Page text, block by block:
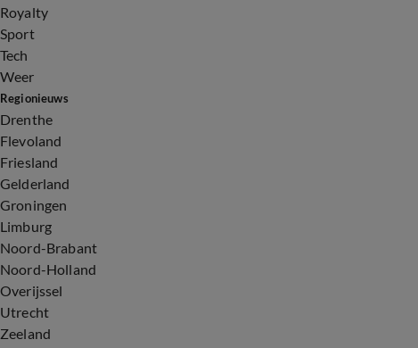
Royalty
Sport
Tech
Weer
Regionieuws
Drenthe
Flevoland
Friesland
Gelderland
Groningen
Limburg
Noord-Brabant
Noord-Holland
Overijssel
Utrecht
Zeeland